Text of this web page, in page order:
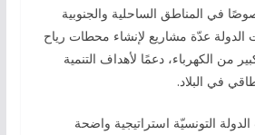
في المناطق الساحلية والجنوبية
الدولة عدّة مشاريع لإنشاء محطات رياح
من الكهرباء، دعمًا لأهداف التنمية
في البلاد.
الدولة التونسيّة استراتيجية واضحة